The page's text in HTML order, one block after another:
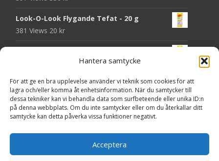
Hantera samtycke
För att ge en bra upplevelse använder vi teknik som cookies för att
lagra och/eller komma åt enhetsinformation. När du samtycker till
dessa tekniker kan vi behandla data som surfbeteende eller unika ID:n
på denna webbplats. Om du inte samtycker eller om du återkallar ditt
samtycke kan detta påverka vissa funktioner negativt.
Acceptera
Look-O-Look Flygande Tefat - 20 g
381 Views 20 kr
Haribo Starmix - 170 g
374 Views25kr
Godsaker "Till mitt hjärta" - Majas lyktor/